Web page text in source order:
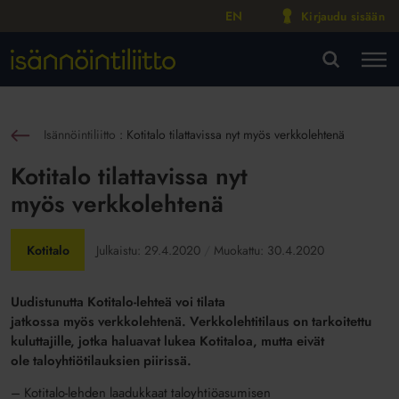
EN Kirjaudu sisään
Isännöintiliitto : Kotitalo tilattavissa nyt myös verkkolehtenä
Kotitalo tilattavissa nyt
myös verkkolehtenä
Kotitalo Julkaistu: 29.4.2020 Muokattu: 30.4.2020
Uudistunutta Kotitalo-lehteä voi tilata
jatkossa myös verkkolehtenä. Verkkolehtitilaus on tarkoitettu
kuluttajille, jotka haluavat lukea Kotitaloa, mutta eivät
ole taloyhtiötilauksien piirissä.
– Kotitalo-lehden laadukkaat taloyhtiöasumisen